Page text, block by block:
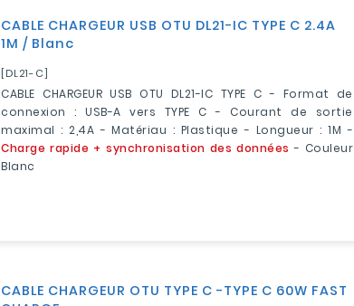
CABLE CHARGEUR USB OTU DL21-IC TYPE C 2.4A
1M / Blanc
[DL21-C]
CABLE CHARGEUR USB OTU DL21-IC TYPE C - Format de
connexion : USB-A vers TYPE C - Courant de sortie
maximal : 2,4A - Matériau : Plastique - Longueur : 1M -
Charge rapide + synchronisation des données - Couleur
Blanc
CABLE CHARGEUR OTU TYPE C -TYPE C 60W FAST